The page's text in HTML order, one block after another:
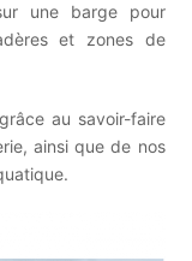
une barge pour
et zones de
au savoir-faire
ainsi que de nos